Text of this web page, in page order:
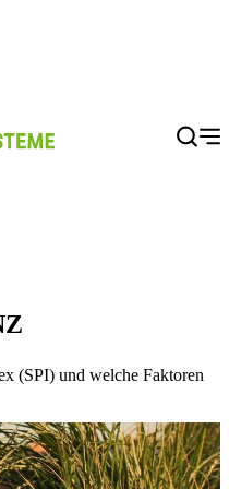
Menü
(SPI) und welche Faktoren